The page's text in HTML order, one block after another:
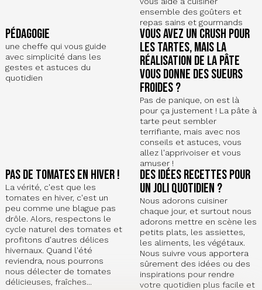
ensemble des goûters et
repas sains et gourmands
pédagogie
une cheffe qui vous guide
avec simplicité dans les
gestes et astuces du
quotidien
Vous avez un crush pour
les tartes, mais la
réalisation de la pâte
vous donne des sueurs
froides ?
Pas de panique, on est là
pour ça justement ! La pâte à
tarte peut sembler
terrifiante, mais avec nos
conseils et astuces, vous
allez l'apprivoiser et vous
amuser !
Pas de tomates en hiver !
La vérité, c'est que les
tomates en hiver, c'est un
peu comme une blague pas
drôle. Alors, respectons le
cycle naturel des tomates et
profitons d'autres délices
hivernaux. Quand l'été
reviendra, nous pourrons
nous délecter de tomates
délicieuses, fraîches...
Des idées recettes pour
un joli quotidien ?
Nous adorons cuisiner
chaque jour, et surtout nous
adorons mettre en scène les
petits plats, les assiettes,
les aliments, les végétaux.
Nous suivre vous apportera
sûrement des idées ou des
inspirations pour rendre
votre quotidien plus facile et